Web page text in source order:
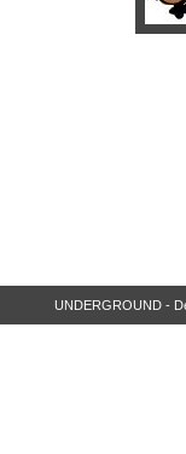
UNDERGROUND -